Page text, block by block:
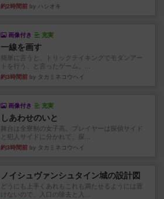
約2時間前 by ハシオキ
画像付き 充実
一線を画す
簡単に言うと、トリックテイキングでモダンアー
トを行う、と言ったゲーム。...
約3時間前 by タカミネコウヘイ
画像付き 充実
しあわせのいと
舞台は全寮制の女子高。プレイヤーは探偵サイド
と犯人サイドに分かれて、探...
約3時間前 by タカミネコウヘイ
ノイシュヴァンシュタイン城の設計図
どうにも上手くあれもこれも満たせるようには置
けないので、入口の除去と入...